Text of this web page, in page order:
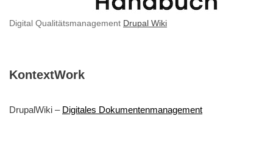
Digital Qualitätsmanagement Drupal Wiki
KontextWork
DrupalWiki – Digitales Dokumentenmanagement